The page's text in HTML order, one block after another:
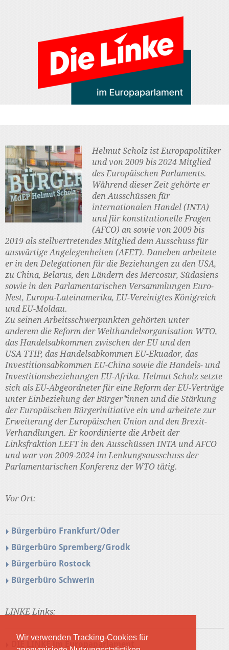
Wir verwenden Tracking-Cookies für
Helmut Scholz ist Europapolitiker
und von 2009 bis 2024 Mitglied
des Europäischen Parlaments.
Während dieser Zeit gehörte er
den Ausschüssen für
internationalen Handel (INTA)
und für konstitutionelle Fragen
(AFCO) an sowie von 2009 bis
2019 als stellvertretendes Mitglied dem Ausschuss für
auswärtige Angelegenheiten (AFET). Daneben arbeitete
er in den Delegationen für die Beziehungen zu den USA,
zu China, Belarus, den Ländern des Mercosur, Südasiens
sowie in den Parlamentarischen Versammlungen Euro-
Nest, Europa-Lateinamerika, EU-Vereinigtes Königreich
und EU-Moldau.
Zu seinen Arbeitsschwerpunkten gehörten unter
anderem die Reform der Welthandelsorganisation WTO,
das Handelsabkommen zwischen der EU und den
USA TTIP, das Handelsabkommen EU-Ekuador, das
Investitionsabkommen EU-China sowie die Handels- und
Investitionsbeziehungen EU-Afrika. Helmut Scholz setzte
sich als EU-Abgeordneter für eine Reform der EU-Verträge
unter Einbeziehung der Bürger*innen und die Stärkung
der Europäischen Bürgerinitiative ein und arbeitete zur
Erweiterung der Europäischen Union und den Brexit-
Verhandlungen. Er koordinierte die Arbeit der
Linksfraktion LEFT in den Ausschüssen INTA und AFCO
und war von 2009-2024 im Lenkungsausschuss der
Parlamentarischen Konferenz der WTO tätig.
Vor Ort:
Bürgerbüro Frankfurt/Oder
Bürgerbüro Spremberg/Grodk
Bürgerbüro Rostock
Bürgerbüro Schwerin
LINKE Links:
DIE LINKE im Europaparlament